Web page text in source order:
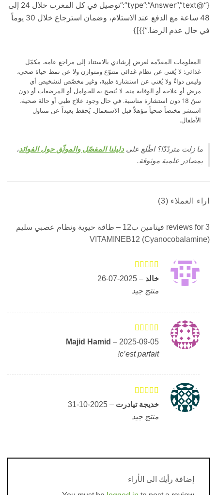
{“@type”:”Answer”,”text”:”توصيل في كل المغرب خلال 24 إلى
48 ساعة مع الدفع عند الاستلام، وضمان استرجاع خلال 30 يوماً
عدم الرضا.”}}]}
المقدّمة لغرض إرشادي بالاستناد إلى مراجع عامة. مكمّل
لا يُغني عن نظام غذائي متنوّع ومتوازن ولا عن نمط حياة صحي،
دواءً ولا يُغني عن استشارة طبية، وغير مخصّص لتشخيص أي
أو علاجه أو الوقاية منه. لا يُنصح به للحوامل أو المرضعات أو دون
سنّ 18 دون استشارة مناسبة. في حال وجود علاج طبي أو حالة صحية،
مختصاً صحياً مؤهلاً قبل الاستعمال. يُحفظ بعيداً عن متناول
متردّدًا؟ اطّلع علىدليلنا المفصّل والموثّق حول الفوائد،
علمية موثوقة.
(3)
فيتامين ب12 – طاقة حيوية ونظام عصبي سليم
VITAMINEB12
التقييم 4
من اصل
خالد
2025-07-26
منتج جيد
التقييم 5من
اصل 5
Majid Hamid– 2025-09-05
c’est parfait!
التقييم 5من
اصل 5
خديجة تيادرت–
2025-10-31
منتج جيد
إضافة رأيك الى الأراء